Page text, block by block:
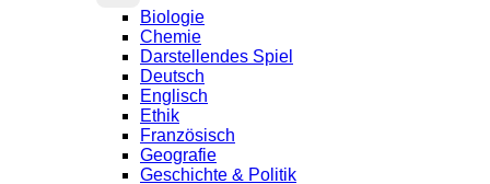
Biologie
Chemie
Darstellendes Spiel
Deutsch
Englisch
Ethik
Französisch
Geografie
Geschichte & Politik